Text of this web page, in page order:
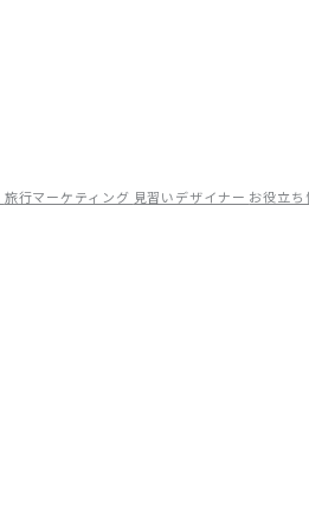
旅行マーケティング 見習いデザイナー お役立ち